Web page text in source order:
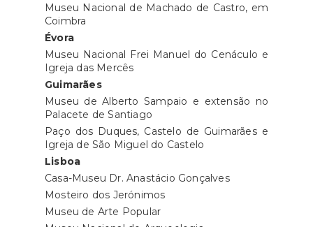
Museu Nacional de Machado de Castro, em
Coimbra
Évora
Museu Nacional Frei Manuel do Cenáculo e
Igreja das Mercês
Guimarães
Museu de Alberto Sampaio e extensão no
Palacete de Santiago
Paço dos Duques, Castelo de Guimarães e
Igreja de São Miguel do Castelo
Lisboa
Casa-Museu Dr. Anastácio Gonçalves
Mosteiro dos Jerónimos
Museu de Arte Popular